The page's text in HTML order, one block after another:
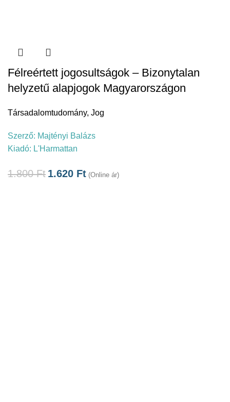
Félreértett jogosultságok – Bizonytalan
helyzetű alapjogok Magyarországon
Társadalomtudomány, Jog
Szerző: Majtényi Balázs
Kiadó: L'Harmattan
1.800Ft 1.620 Ft (Online ár)